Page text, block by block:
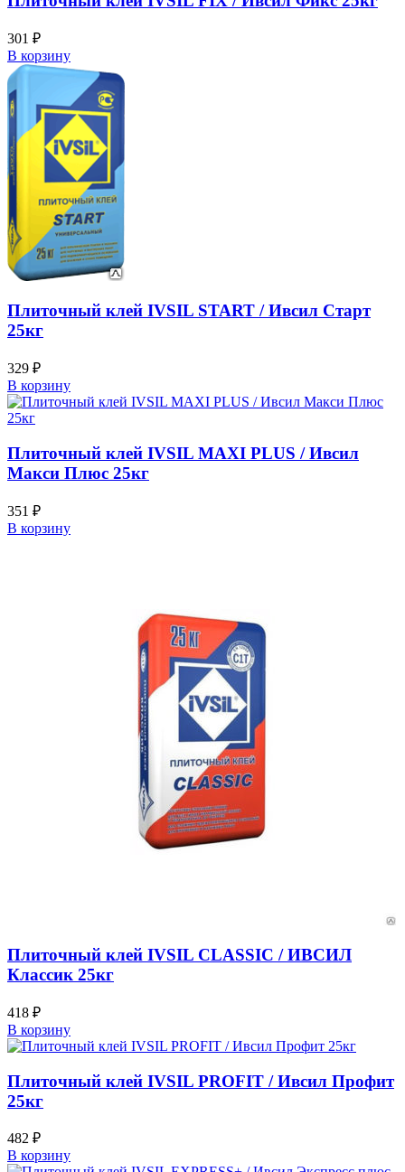
301 ₽
В корзину
Плиточный клей IVSIL START / Ивсил Старт
25кг
329 ₽
В корзину
Плиточный клей IVSIL MAXI PLUS / Ивсил
Макси Плюс 25кг
351 ₽
В корзину
Плиточный клей IVSIL CLASSIC / ИВСИЛ
Классик 25кг
418 ₽
В корзину
Плиточный клей IVSIL PROFIT / Ивсил Профит
25кг
482 ₽
В корзину